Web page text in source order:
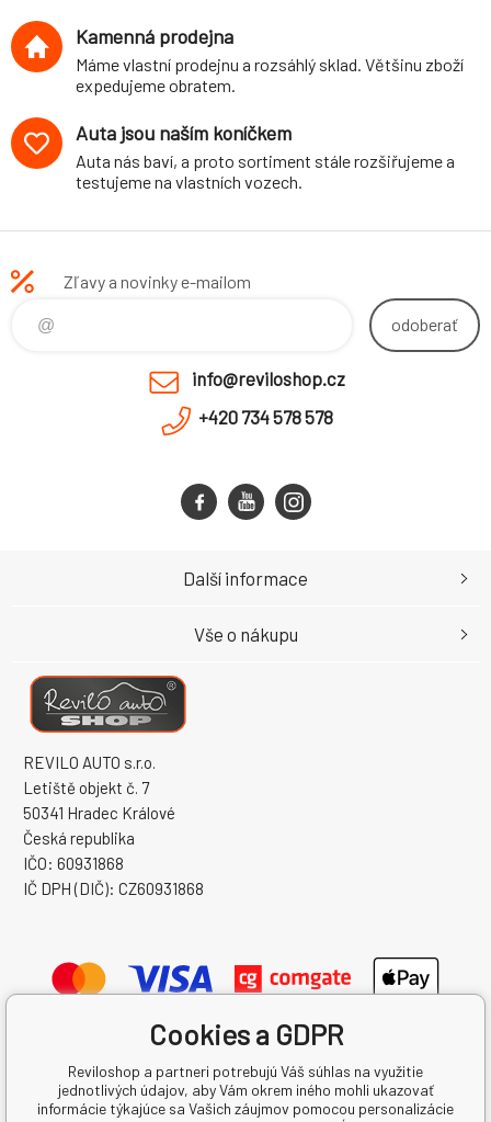
Kamenná prodejna
Máme vlastní prodejnu a rozsáhlý sklad. Většinu zboží
expedujeme obratem.
Auta jsou naším koníčkem
Auta nás baví, a proto sortiment stále rozšiřujeme a
testujeme na vlastních vozech.
Zľavy a novinky e-mailom
odoberať
info@reviloshop.cz
+420 734 578 578
REVILO AUTO s.r.o.
Letiště objekt č. 7
50341 Hradec Králové
Česká republika
IČO: 60931868
IČ DPH (DIČ): CZ60931868
Další informace
Vše o nákupu
Cookies a GDPR
Reviloshop a partneri potrebujú Váš súhlas na využitie
jednotlivých údajov, aby Vám okrem iného mohli ukazovať
informácie týkajúce sa Vašich záujmov pomocou personalizácie